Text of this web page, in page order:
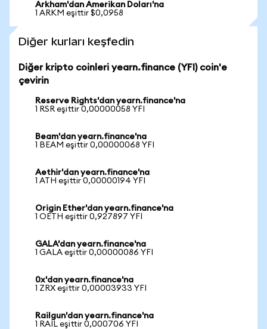
Arkham'dan Amerikan Doları'na
1 ARKM eşittir $0,0958
Diğer kurları keşfedin
Diğer kripto coinleri yearn.finance (YFI) coin'e
çevirin
Reserve Rights'dan yearn.finance'na
1 RSR eşittir 0,00000058 YFI
Beam'dan yearn.finance'na
1 BEAM eşittir 0,00000068 YFI
Aethir'dan yearn.finance'na
1 ATH eşittir 0,00000194 YFI
Origin Ether'dan yearn.finance'na
1 OETH eşittir 0,927897 YFI
GALA'dan yearn.finance'na
1 GALA eşittir 0,00000086 YFI
0x'dan yearn.finance'na
1 ZRX eşittir 0,00003933 YFI
Railgun'dan yearn.finance'na
1 RAIL eşittir 0,000706 YFI